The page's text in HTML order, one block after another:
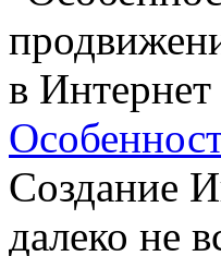
Создание
далеко не